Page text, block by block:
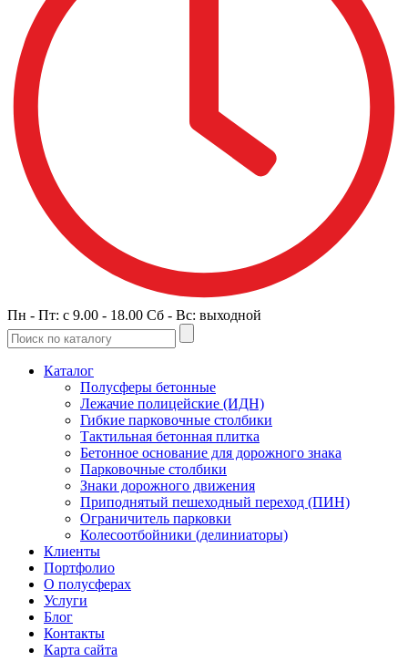
Пн - Пт: c 9.00 - 18.00 Сб - Вс: выходной
Каталог
Полусферы бетонные
Лежачие полицейские (ИДН)
Гибкие парковочные столбики
Тактильная бетонная плитка
Бетонное основание для дорожного знака
Парковочные столбики
Знаки дорожного движения
Приподнятый пешеходный переход (ПИН)
Ограничитель парковки
Колесоотбойники (делиниаторы)
Клиенты
Портфолио
О полусферах
Услуги
Блог
Контакты
Карта сайта